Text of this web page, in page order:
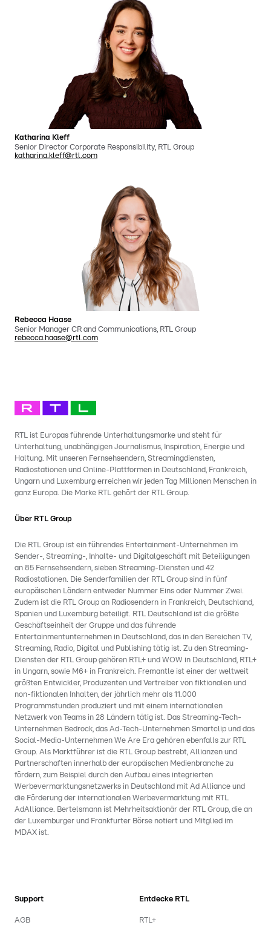
Katharina Kleff
Senior Director Corporate Responsibility, RTL Group
katharina.kleff@rtl.com
Rebecca Haase
Senior Manager CR and Communications, RTL Group
rebecca.haase@rtl.com
RTL ist Europas führende Unterhaltungsmarke und steht für
Unterhaltung, unabhängigen Journalismus, Inspiration, Energie und
Haltung. Mit unseren Fernsehsendern, Streamingdiensten,
Radiostationen und Online-Plattformen in Deutschland, Frankreich,
Ungarn und Luxemburg erreichen wir jeden Tag Millionen Menschen in
ganz Europa. Die Marke RTL gehört der RTL Group.
Über RTL Group
Die RTL Group ist ein führendes Entertainment-Unternehmen im
Sender-, Streaming-, Inhalte- und Digitalgeschäft mit Beteiligungen
an 85 Fernsehsendern, sieben Streaming-Diensten und 42
Radiostationen. Die Senderfamilien der RTL Group sind in fünf
europäischen Ländern entweder Nummer Eins oder Nummer Zwei.
Zudem ist die RTL Group an Radiosendern in Frankreich, Deutschland,
Spanien und Luxemburg beteiligt. RTL Deutschland ist die größte
Geschäftseinheit der Gruppe und das führende
Entertainmentunternehmen in Deutschland, das in den Bereichen TV,
Streaming, Radio, Digital und Publishing tätig ist. Zu den Streaming-
Diensten der RTL Group gehören RTL+ und WOW in Deutschland, RTL+
in Ungarn, sowie M6+ in Frankreich. Fremantle ist einer der weltweit
größten Entwickler, Produzenten und Vertreiber von fiktionalen und
non-fiktionalen Inhalten, der jährlich mehr als 11.000
Programmstunden produziert und mit einem internationalen
Netzwerk von Teams in 28 Ländern tätig ist. Das Streaming-Tech-
Unternehmen Bedrock, das Ad-Tech-Unternehmen Smartclip und das
Social-Media-Unternehmen We Are Era gehören ebenfalls zur RTL
Group. Als Marktführer ist die RTL Group bestrebt, Allianzen und
Partnerschaften innerhalb der europäischen Medienbranche zu
fördern, zum Beispiel durch den Aufbau eines integrierten
Werbevermarktungsnetzwerks in Deutschland mit Ad Alliance und
die Förderung der internationalen Werbevermarktung mit RTL
AdAlliance. Bertelsmann ist Mehrheitsaktionär der RTL Group, die an
der Luxemburger und Frankfurter Börse notiert und Mitglied im
MDAX ist.
Support
AGB
Entdecke RTL
RTL+